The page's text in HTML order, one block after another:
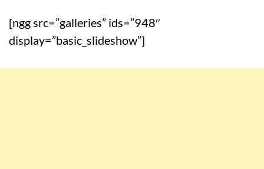
[ngg src=”galleries” ids=”948″
display=”basic_slideshow”]